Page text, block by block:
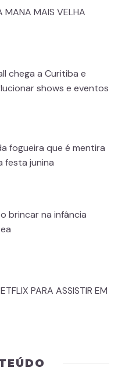
MANA MAIS VELHA
chega a Curitiba e
shows e eventos
fogueira que é mentira
festa junina
brincar na infância
PARA ASSISTIR EM